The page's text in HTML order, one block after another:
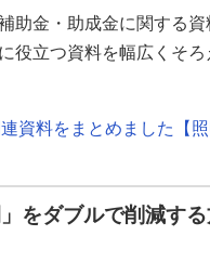
助金・助成金に関する
役立つ資料を幅広くそ
資料をまとめました【照
をダブルで削減す